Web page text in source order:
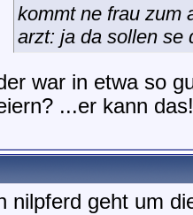
kommt ne frau zum
arzt: ja da sollen
war in etwa so
...er kann
nilpferd geht um